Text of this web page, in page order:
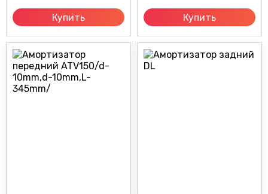
Купить Купить